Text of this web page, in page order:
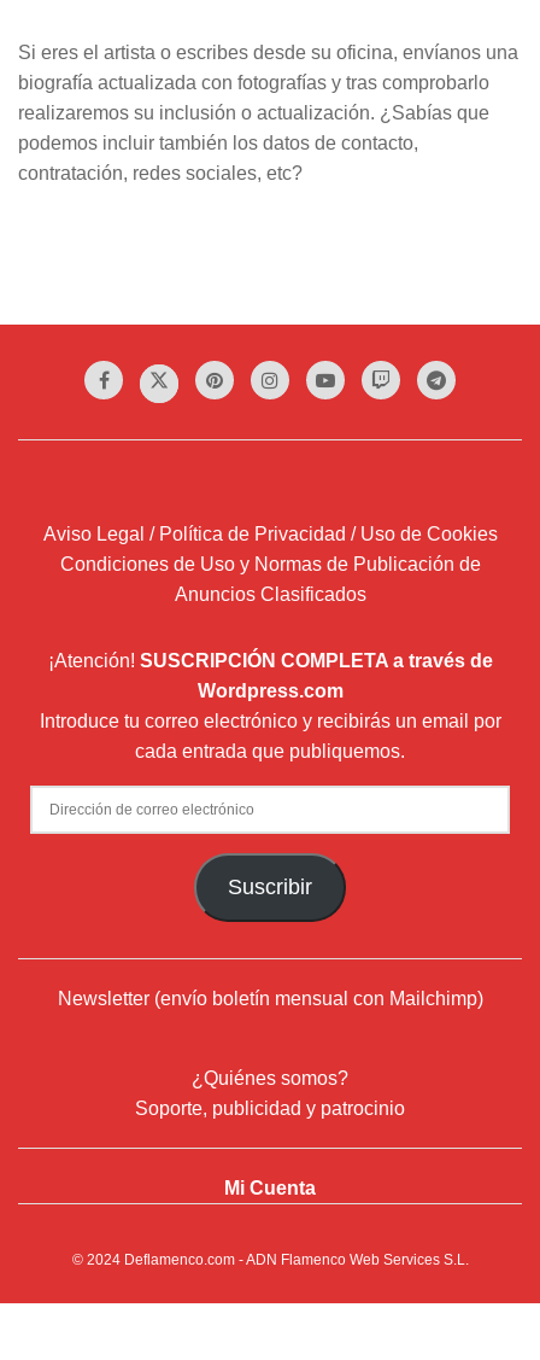
Si eres el artista o escribes desde su oficina, envíanos una
biografía actualizada con fotografías y tras comprobarlo
realizaremos su inclusión o actualización. ¿Sabías que
podemos incluir también los datos de contacto,
contratación, redes sociales, etc?
Aviso Legal / Política de Privacidad / Uso de Cookies
Condiciones de Uso y Normas de Publicación de
Anuncios Clasificados
¡Atención! SUSCRIPCIÓN COMPLETA a través de
Wordpress.com
Introduce tu correo electrónico y recibirás un email por
cada entrada que publiquemos.
Dirección
de
Suscribir
Newsletter (envío boletín mensual con Mailchimp)
¿Quiénes somos?
Soporte, publicidad y patrocinio
Mi Cuenta
© 2024 Deflamenco.com- ADN Flamenco Web Services S.L.